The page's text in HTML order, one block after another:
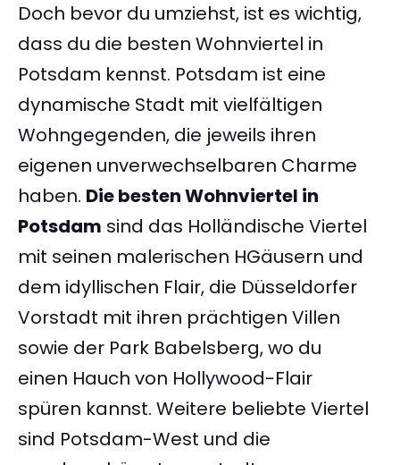
Doch bevor du umziehst, ist es wichtig,
dass du die besten Wohnviertel in
Potsdam kennst. Potsdam ist eine
dynamische Stadt mit vielfältigen
Wohngegenden, die jeweils ihren
eigenen unverwechselbaren Charme
haben. Die besten Wohnviertel in
Potsdam sind das Holländische Viertel
mit seinen malerischen HGäusern und
dem idyllischen Flair, die Düsseldorfer
Vorstadt mit ihren prächtigen Villen
sowie der Park Babelsberg, wo du
einen Hauch von Hollywood-Flair
spüren kannst. Weitere beliebte Viertel
sind Potsdam-West und die